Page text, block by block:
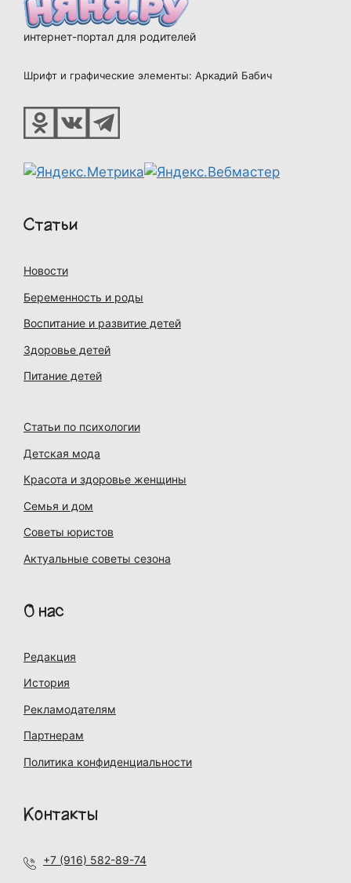
интернет-портал для родителей
Шрифт и графические элементы: Аркадий Бабич
Статьи
Новости
Беременность и роды
Воспитание и развитие детей
Здоровье детей
Питание детей
Статьи по психологии
Детская мода
Красота и здоровье женщины
Семья и дом
Советы юристов
Актуальные советы сезона
О нас
Редакция
История
Рекламодателям
Партнерам
Политика конфиденциальности
Контакты
+7 (916) 582-89-74